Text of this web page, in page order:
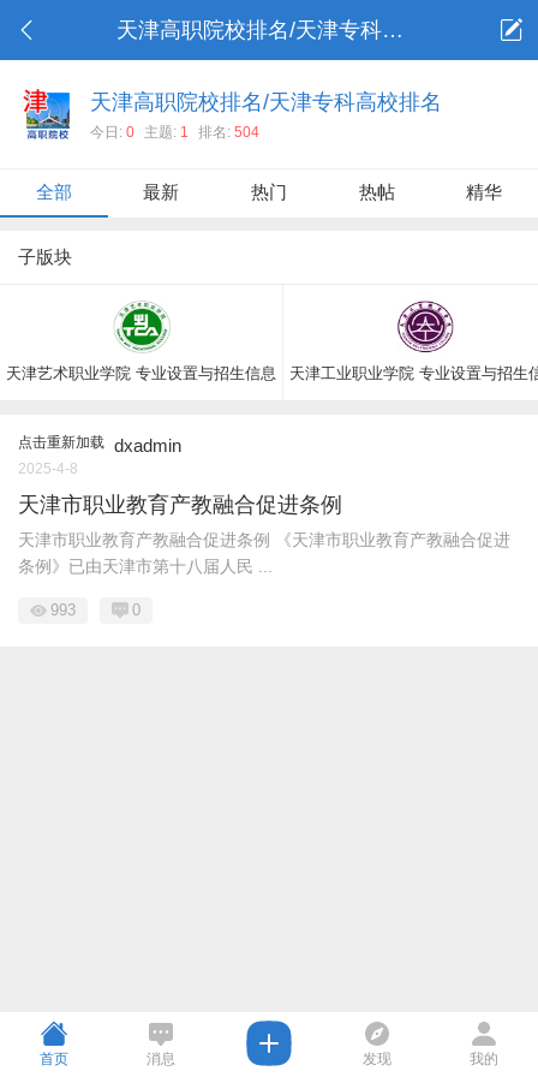
天津高职院校排名/天津专科高校排名
天津高职院校排名/天津专科高校排名
今日: 0 主题: 1 排名: 504
全部 最新 热门 热帖 精华
子版块
天津艺术职业学院 专业设置与招生信息 天津工业职业学院 专业设置与招生
点击重新加载 dxadmin
2025-4-8
天津市职业教育产教融合促进条例
天津市职业教育产教融合促进条例 《天津市职业教育产教融合促进
条例》已由天津市第十八届人民 ...
993 0
首页 消息 发现 我的